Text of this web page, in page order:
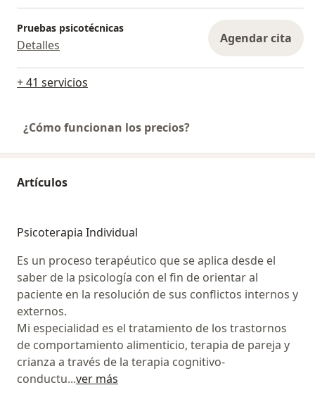
Pruebas psicotécnicas
Detalles Agendar cita
+ 41 servicios
¿Cómo funcionan los precios?
Artículos
Psicoterapia Individual
Es un proceso terapéutico que se aplica desde el
saber de la psicología con el fin de orientar al
paciente en la resolución de sus conflictos internos y
externos.
Mi especialidad es el tratamiento de los trastornos
de comportamiento alimenticio, terapia de pareja y
crianza a través de la terapia cognitivo-
conductu...ver más